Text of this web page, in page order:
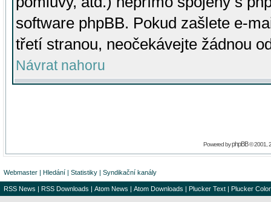
software phpBB. Pokud zašlete e-
třetí stranou, neočekávejte žádnou
Návrat nahoru
Powered byphpBB© 2001,
Webmaster | Hledání | Statistiky | Syndikační kanály
RSS News | RSS Downloads | Atom News | Atom Downloads | Plucker Text | Plucker Color